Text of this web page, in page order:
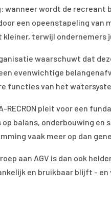
wanneer wordt de recreant
een opeenstapeling van
kleiner, terwijl ondernemers
waarschuwt dat
evenwichtige
functies van het
RECRON pleit voor een
op balans, onderbouwing en
vaak meer op dan
aan AGV is dan ook
en bruikbaar blijft -